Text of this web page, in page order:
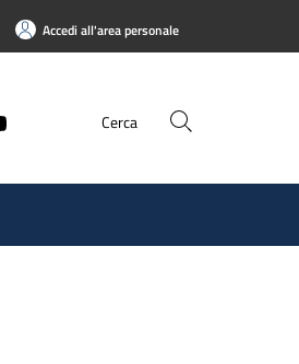
Accedi all'area personale
Cerca